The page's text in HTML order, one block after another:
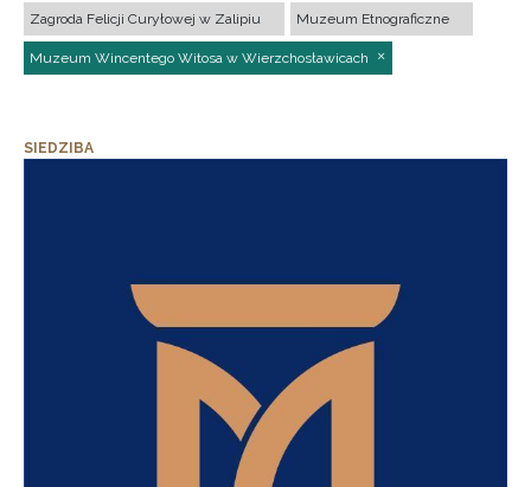
Zagroda Felicji Curyłowej w Zalipiu Muzeum Etnograficzne
Muzeum Wincentego Witosa w Wierzchosławicach
SIEDZIBA